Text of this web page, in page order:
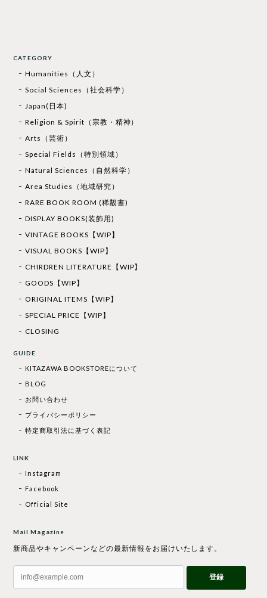
CATEGORY
Humanities（人文）
Social Sciences（社会科学）
Japan(日本)
Religion & Spirit（宗教・精神）
Arts（芸術）
Special Fields（特別領域）
Natural Sciences（自然科学）
Area Studies（地域研究）
RARE BOOK ROOM (稀覯書)
DISPLAY BOOKS(装飾用)
VINTAGE BOOKS【WIP】
VISUAL BOOKS【WIP】
CHIRDREN LITERATURE【WIP】
GOODS【WIP】
ORIGINAL ITEMS【WIP】
SPECIAL PRICE【WIP】
CLOSING
GUIDE
KITAZAWA BOOKSTOREについて
BLOG
お問い合わせ
プライバシーポリシー
特定商取引法に基づく表記
LINK
Instagram
Facebook
Official Site
Mail Magazine
新商品やキャンペーンなどの最新情報をお届けいたします。
登録